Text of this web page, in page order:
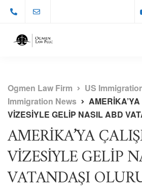
Ogmen Law Firm US
Immigration News
VİZESİYLE GELİP NASIL ABD
AMERİKA’YA
VİZESİYLE GELİP
VATANDAŞI